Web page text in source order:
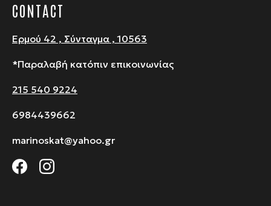
CONTACT
Ερμού 42 , Σύνταγμα , 10563
*Παραλαβή κατόπιν επικοινωνίας
215 540 9224
6984439662
marinoskat@yahoo.gr